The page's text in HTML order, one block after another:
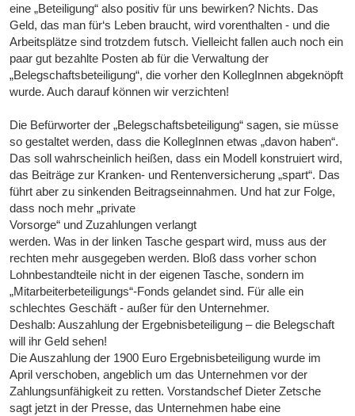
eine „Beteiligung“ also positiv für uns bewirken? Nichts. Das
Geld, das man für‘s Leben braucht, wird vorenthalten - und die
Arbeitsplätze sind trotzdem futsch. Vielleicht fallen auch noch ein
paar gut bezahlte Posten ab für die Verwaltung der
„Belegschaftsbeteiligung“, die vorher den KollegInnen abgeknöpft
wurde. Auch darauf können wir verzichten!
Die Befürworter der „Belegschaftsbeteiligung“ sagen, sie müsse
so gestaltet werden, dass die KollegInnen etwas „davon haben“.
Das soll wahrscheinlich heißen, dass ein Modell konstruiert wird,
das Beiträge zur Kranken- und Rentenversicherung „spart“. Das
führt aber zu sinkenden Beitragseinnahmen. Und hat zur Folge,
dass noch mehr „private
Vorsorge“ und Zuzahlungen verlangt
werden. Was in der linken Tasche gespart wird, muss aus der
rechten mehr ausgegeben werden. Bloß dass vorher schon
Lohnbestandteile nicht in der eigenen Tasche, sondern im
„Mitarbeiterbeteiligungs“-Fonds gelandet sind. Für alle ein
schlechtes Geschäft - außer für den Unternehmer.
Deshalb: Auszahlung der Ergebnisbeteiligung – die Belegschaft
will ihr Geld sehen!
Die Auszahlung der 1900 Euro Ergebnisbeteiligung wurde im
April verschoben, angeblich um das Unternehmen vor der
Zahlungsunfähigkeit zu retten. Vorstandschef Dieter Zetsche
sagt jetzt in der Presse, das Unternehmen habe eine